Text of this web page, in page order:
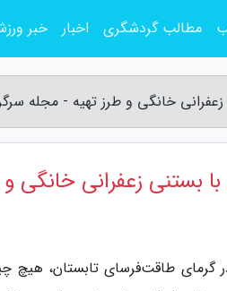
خانگی و طرز تهیه - مجله
بستنی زعفرانی خانگی و
گرمای طاقت‌فرسای تابستان، هیچ
مطالب گردشگری اخبار خبر